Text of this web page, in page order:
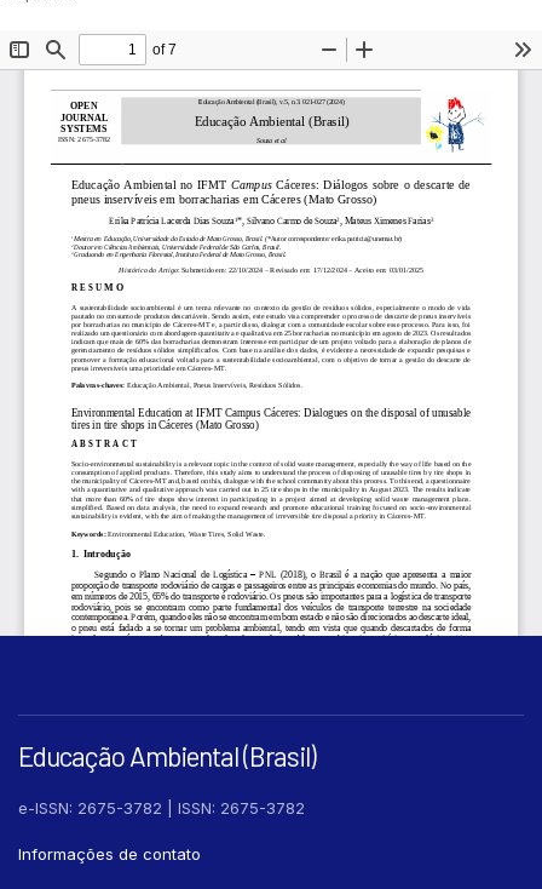
Educação Ambiental (Brasil)
e-ISSN: 2675-3782 | ISSN: 2675-3782
Informações de contato